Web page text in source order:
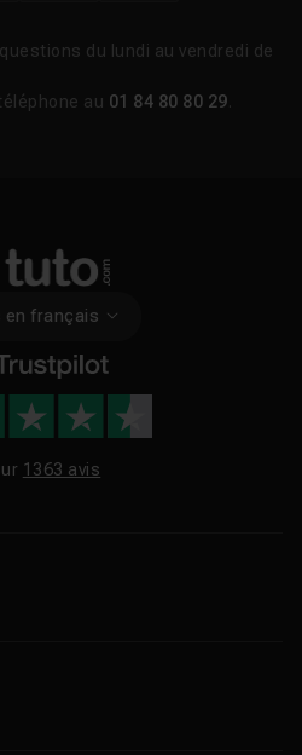
du lundi au vendredi de
au 01 84 80 80 29
en français
1363 avis